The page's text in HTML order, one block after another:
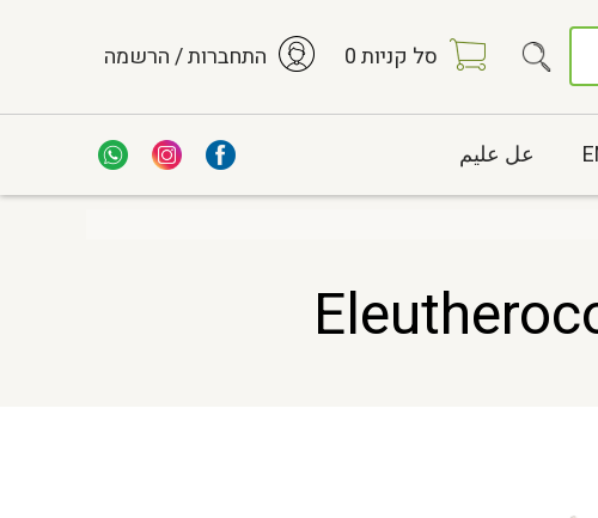
סל קניות0 התחברות / הרשמה
عل عليم